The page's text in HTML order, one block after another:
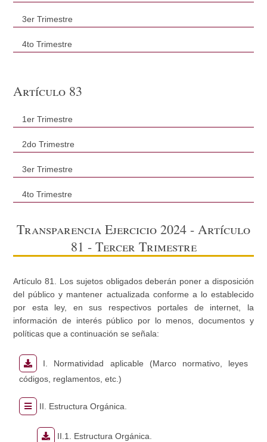
3er Trimestre
4to Trimestre
Artículo 83
1er Trimestre
2do Trimestre
3er Trimestre
4to Trimestre
Transparencia Ejercicio 2024 - Artículo
81 - Tercer Trimestre
Artículo 81. Los sujetos obligados deberán poner a disposición
del público y mantener actualizada conforme a lo establecido
por esta ley, en sus respectivos portales de internet, la
información de interés público por lo menos, documentos y
políticas que a continuación se señala:
I. Normatividad aplicable (Marco normativo, leyes
códigos, reglamentos, etc.)
II. Estructura Orgánica.
II.1. Estructura Orgánica.